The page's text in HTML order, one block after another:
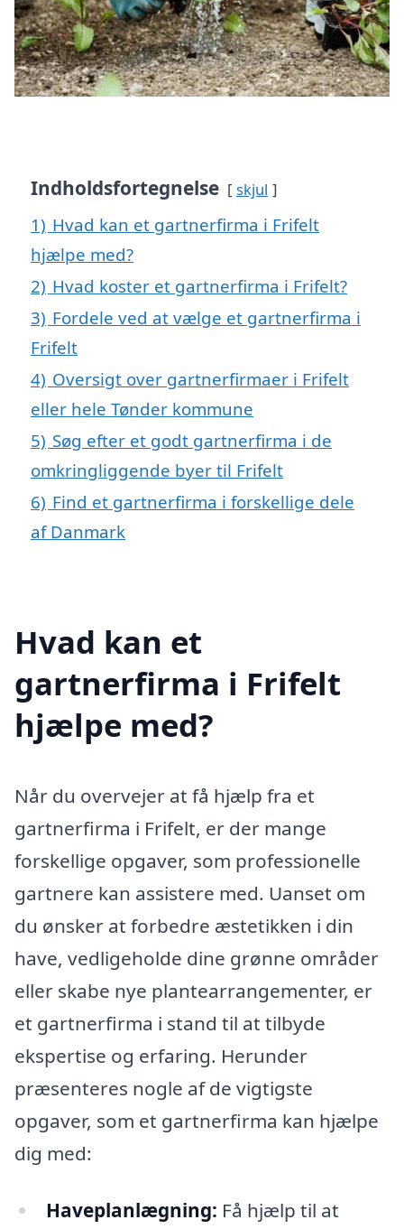
Indholdsfortegnelse skjul
1) Hvad kan et gartnerfirma i Frifelt
hjælpe med?
2) Hvad koster et gartnerfirma i Frifelt?
3) Fordele ved at vælge et gartnerfirma i
Frifelt
4) Oversigt over gartnerfirmaer i Frifelt
eller hele Tønder kommune
5) Søg efter et godt gartnerfirma i de
omkringliggende byer til Frifelt
6) Find et gartnerfirma i forskellige dele
af Danmark
Hvad kan et
gartnerfirma i Frifelt
hjælpe med?
Når du overvejer at få hjælp fra et
gartnerfirma i Frifelt, er der mange
forskellige opgaver, som professionelle
gartnere kan assistere med. Uanset om
du ønsker at forbedre æstetikken i din
have, vedligeholde dine grønne områder
eller skabe nye plantearrangementer, er
et gartnerfirma i stand til at tilbyde
ekspertise og erfaring. Herunder
præsenteres nogle af de vigtigste
opgaver, som et gartnerfirma kan hjælpe
dig med:
Haveplanlægning: Få hjælp til at